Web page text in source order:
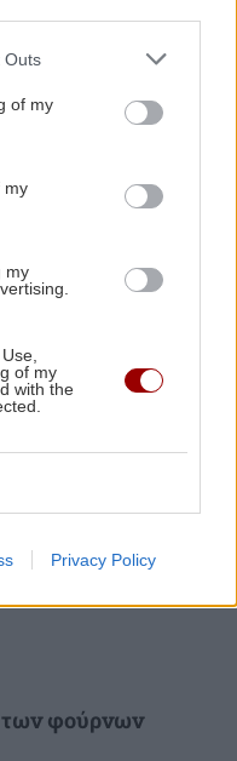
Outs
of my
my
my
of my
with the
Privacy Policy
11:40
μπορούμε να το
που είχαν
Αφγανό
Χαμενεΐ
σε μέρα
11:18
Μακελειό από
Στόχος το
κανονικά
της ανασύρθηκε
πολυκατοικίας
των φούρνων